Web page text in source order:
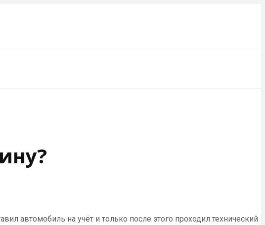
автомобиль на учёт и только после этого проходил технический